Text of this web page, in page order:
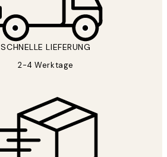
SCHNELLE LIEFERUNG
2-4 Werktage